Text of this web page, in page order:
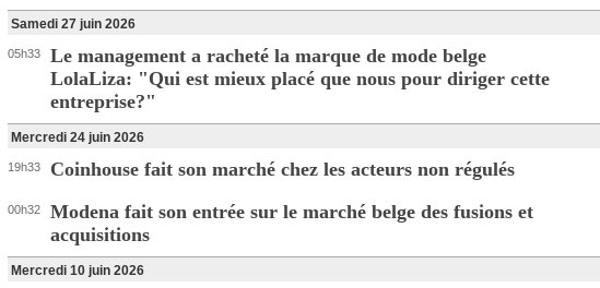
Samedi 27 juin 2026
05h33
Le management a racheté la marque de mode belge
LolaLiza: "Qui est mieux placé que nous pour diriger cette
entreprise?"
Mercredi 24 juin 2026
19h33 Coinhouse fait son marché chez les acteurs non régulés
00h32
Modena fait son entrée sur le marché belge des fusions et
acquisitions
Mercredi 10 juin 2026